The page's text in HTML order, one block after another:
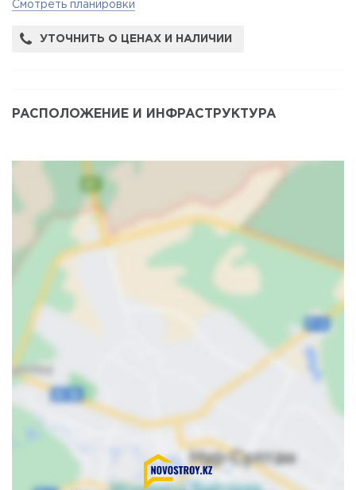
Смотреть планировки
УТОЧНИТЬ О ЦЕНАХ И НАЛИЧИИ
РАСПОЛОЖЕНИЕ И ИНФРАСТРУКТУРА